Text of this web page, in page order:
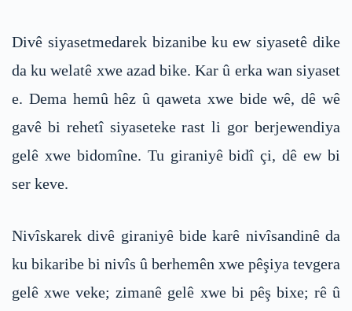
Divê siyasetmedarek bizanibe ku ew siyasetê dike
da ku welatê xwe azad bike. Kar û erka wan siyaset
e. Dema hemû hêz û qaweta xwe bide wê, dê wê
gavê bi rehetî siyaseteke rast li gor berjewendiya
gelê xwe bidomîne. Tu giraniyê bidî çi, dê ew bi
ser keve.
Nivîskarek divê giraniyê bide karê nivîsandinê da
ku bikaribe bi nivîs û berhemên xwe pêşiya tevgera
gelê xwe veke; zimanê gelê xwe bi pêş bixe; rê û